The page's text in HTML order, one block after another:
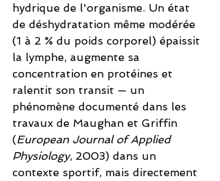
hydrique de l'organisme. Un état
de déshydratation même modérée
(1 à 2 % du poids corporel) épaissit
la lymphe, augmente sa
concentration en protéines et
ralentit son transit — un
phénomène documenté dans les
travaux de Maughan et Griffin
(European Journal of Applied
Physiology, 2003) dans un
contexte sportif, mais directement